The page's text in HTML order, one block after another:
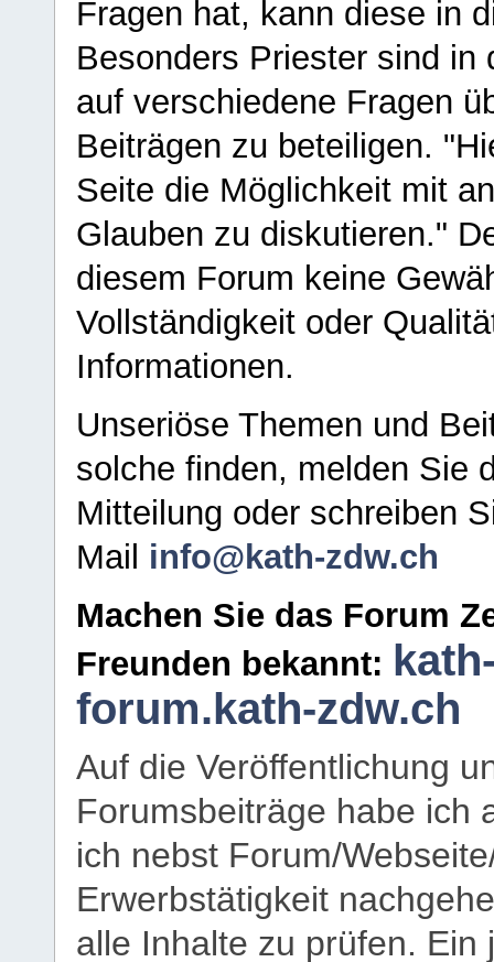
Fragen hat, kann diese in
Besonders Priester sind in
auf verschiedene Fragen
Beiträgen zu beteiligen.
Seite die Möglichkeit mit
Glauben zu diskutieren."
diesem Forum keine
Vollständigkeit oder
Informationen.
Unseriöse Themen und
solche finden, melden Sie
Mitteilung oder schreiben
Mail info@kath-zdw.ch
Machen Sie das Forum
Freunden bekannt:
forum.kath-zdw.ch
Auf die Veröffentlichung
Forumsbeiträge habe ich
ich nebst Forum/
Erwerbstätigkeit
alle Inhalte zu prüfen.